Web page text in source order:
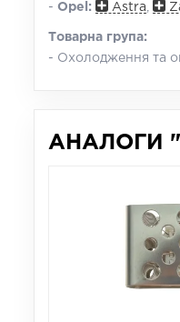
- Opel: Astra
Товарна група:
- Охолодження та
АНАЛОГИ